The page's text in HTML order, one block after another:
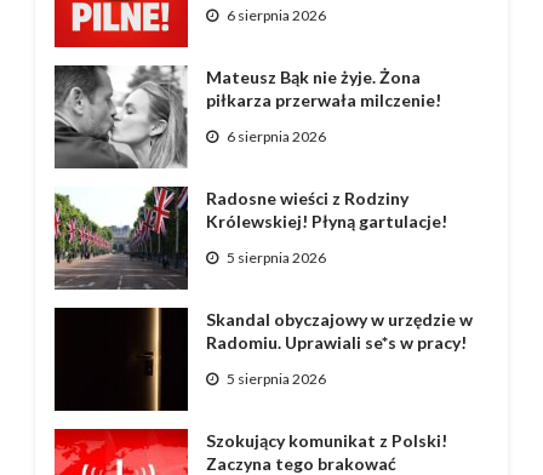
6 sierpnia 2026
Mateusz Bąk nie żyje. Żona
piłkarza przerwała milczenie!
6 sierpnia 2026
Radosne wieści z Rodziny
Królewskiej! Płyną gartulacje!
5 sierpnia 2026
Skandal obyczajowy w urzędzie w
Radomiu. Uprawiali se*s w pracy!
5 sierpnia 2026
Szokujący komunikat z Polski!
Zaczyna tego brakować